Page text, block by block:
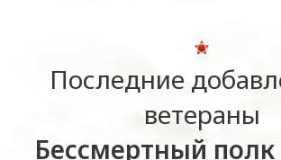
Последние
ветераны
Бессмертный полк